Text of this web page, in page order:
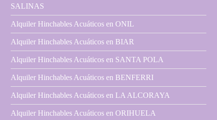
SALINAS
Alquiler Hinchables Acuáticos en ONIL
Alquiler Hinchables Acuáticos en BIAR
Alquiler Hinchables Acuáticos en SANTA POLA
Alquiler Hinchables Acuáticos en BENFERRI
Alquiler Hinchables Acuáticos en LA ALCORAYA
Alquiler Hinchables Acuáticos en ORIHUELA